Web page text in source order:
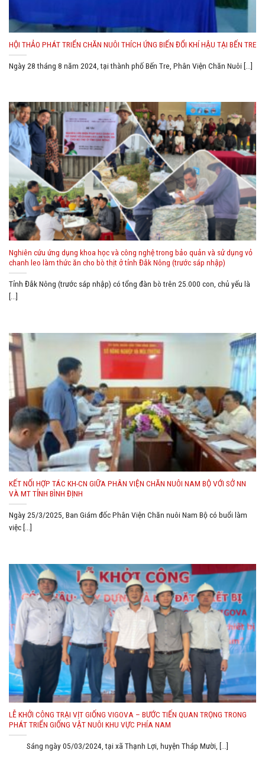
HỘI THẢO PHÁT TRIỂN CHĂN NUÔI THÍCH ỨNG BIẾN ĐỔI KHÍ HẬU TẠI BẾN TRE
Ngày 28 tháng 8 năm 2024, tại thành phố Bến Tre, Phân Viện Chăn Nuôi [...]
Nghiên cứu ứng dụng khoa học và công nghệ trong bảo quản và sử dụng vỏ
chanh leo làm thức ăn cho bò thịt ở tỉnh Đắk Nông (trước sáp nhập)
Tỉnh Đắk Nông (trước sáp nhập) có tổng đàn bò trên 25.000 con, chủ yếu là
[...]
KẾT NỐI HỢP TÁC KH-CN GIỮA PHÂN VIỆN CHĂN NUÔI NAM BỘ VỚI SỞ NN
VÀ MT TỈNH BÌNH ĐỊNH
Ngày 25/3/2025, Ban Giám đốc Phân Viện Chăn nuôi Nam Bộ có buổi làm
việc [...]
LỄ KHỞI CÔNG TRẠI VỊT GIỐNG VIGOVA – BƯỚC TIẾN QUAN TRỌNG TRONG
PHÁT TRIỂN GIỐNG VẬT NUÔI KHU VỰC PHÍA NAM
Sáng ngày 05/03/2024, tại xã Thạnh Lợi, huyện Tháp Mười, [...]